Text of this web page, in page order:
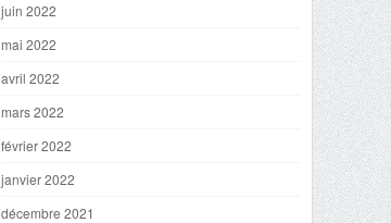
juin 2022
mai 2022
avril 2022
mars 2022
février 2022
janvier 2022
décembre 2021